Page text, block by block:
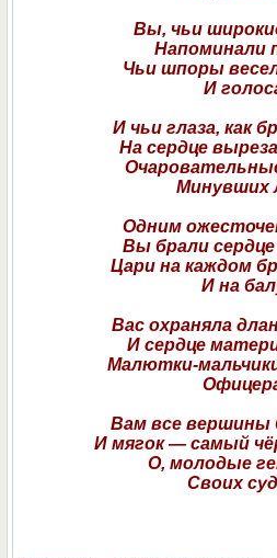
Вы, чьи
Напоминали
Чьи шпоры
И
И чьи глаза, как
На сердце
Минувших
Одним
Вы брали
Цари на каждом
И на
Вас охраняла
И сердце
Малютки-
Вам все вершины
И мягок — самый
О, молодые
Своих